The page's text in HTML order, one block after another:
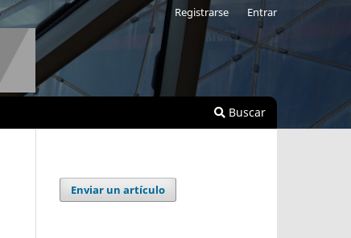
Buscar
Registrarse Entrar
Enviar un artículo